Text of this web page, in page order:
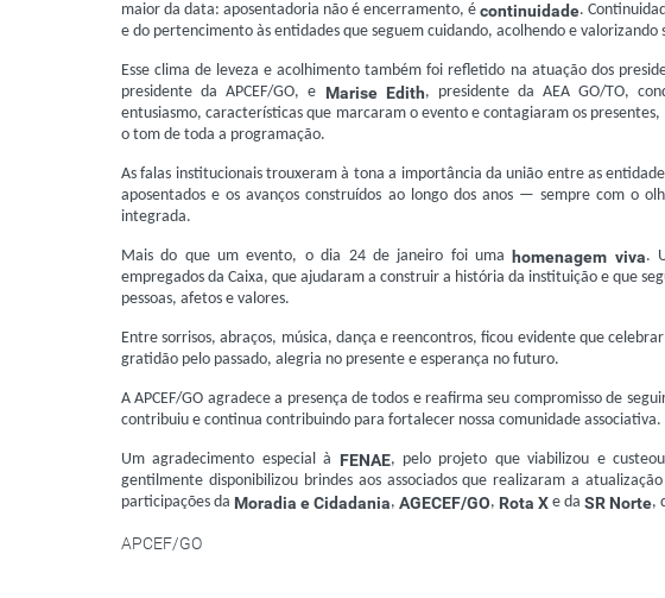
maior da data: aposentadoria não é encerramento, é continuidade.
e do pertencimento às entidades que seguem cuidando, acolhendo e valorizando
Esse clima de leveza e acolhimento também foi refletido na atuação dos
presidente da APCEF/GO, e Marise Edith, presidente da AEA GO/TO,
entusiasmo, características que marcaram o evento e contagiaram os
o tom de toda a programação.
As falas institucionais trouxeram à tona a importância da união entre as
aposentados e os avanços construídos ao longo dos anos — sempre com o
integrada.
Mais do que um evento, o dia 24 de janeiro foi uma homenagem viva.
empregados da Caixa, que ajudaram a construir a história da instituição e que
pessoas, afetos e valores.
Entre sorrisos, abraços, música, dança e reencontros, ficou evidente que
gratidão pelo passado, alegria no presente e esperança no futuro.
A APCEF/GO agradece a presença de todos e reafirma seu compromisso de
contribuiu e continua contribuindo para fortalecer nossa comunidade associativa.
Um agradecimento especial à FENAE, pelo projeto que viabilizou e
gentilmente disponibilizou brindes aos associados que realizaram a
participações da Moradia e Cidadania, AGECEF/GO, Rota X e da SR Norte,
APCEF/GO